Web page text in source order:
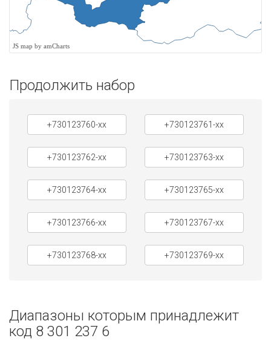
JS map by amCharts
Продолжить набор
+730123760-xx +730123761-xx
+730123762-xx +730123763-xx
+730123764-xx +730123765-xx
+730123766-xx +730123767-xx
+730123768-xx +730123769-xx
Диапазоны которым принадлежит
код 8 301 237 6